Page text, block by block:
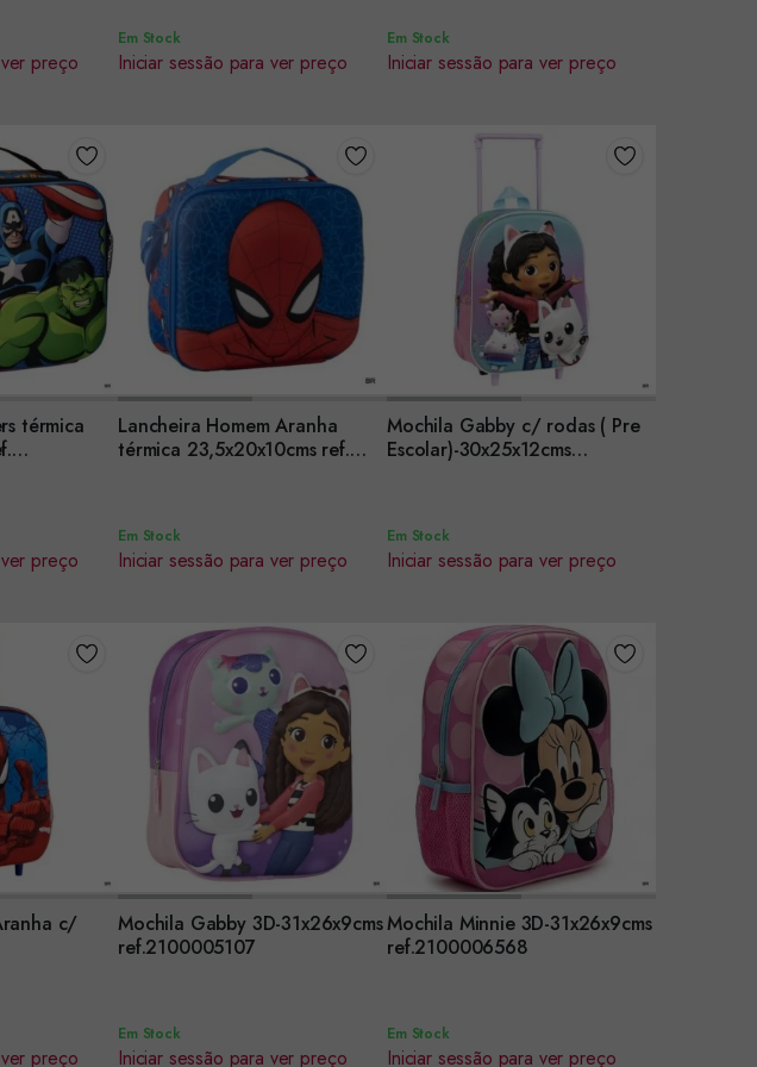
preço
Em Stock
Iniciar sessão para ver preço
Em Stock
Iniciar sessão para ver preço
térmica
preço
Lancheira Homem Aranha
térmica 23,5x20x10cms ref.
Encomendar
Em Stock
Iniciar sessão para ver preço
Mochila Gabby c/ rodas ( Pre
Escolar)-30x25x12cms
Encomendar
Em Stock
Iniciar sessão para ver preço
c/
preço
Mochila Gabby 3D-31x26x9cms
ref.2100005107
Encomendar
Em Stock
Iniciar sessão para ver preço
Mochila Minnie 3D-31x26x9cms
ref.2100006568
Encomendar
Em Stock
Iniciar sessão para ver preço